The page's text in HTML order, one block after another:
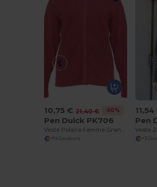
10,75 € 21,40 € -50%
Pen Duick PK706
+14 Couleurs
Pen
+3